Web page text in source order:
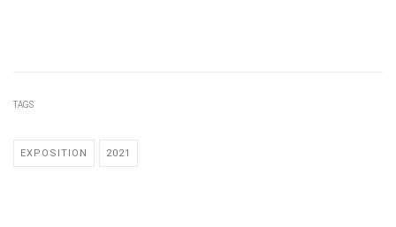
TAGS
EXPOSITION 2021